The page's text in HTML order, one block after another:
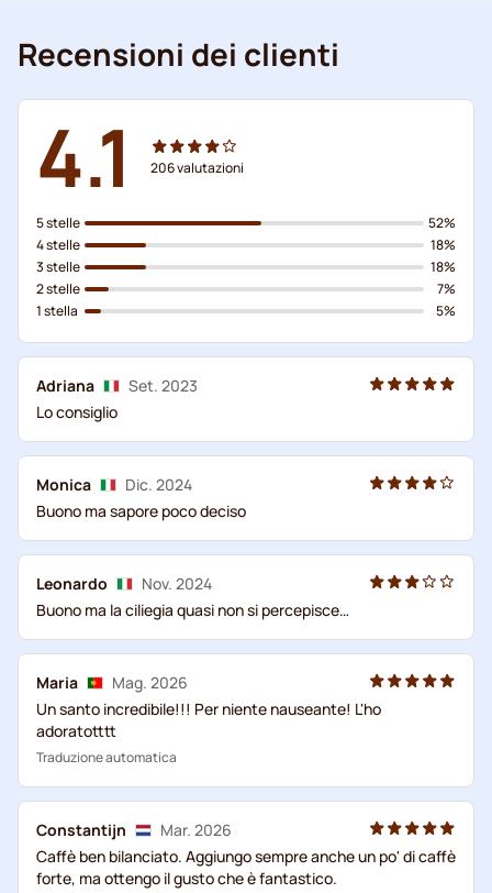
Recensioni dei clienti
4.1 206valutazioni
5 stelle
4 stelle
3 stelle
2 stelle
1 stella
52%
18%
18%
7%
5%
Adriana
Set. 2023
Lo consiglio
Monica
Dic. 2024
Buono ma sapore poco deciso
Leonardo
Nov. 2024
Buono ma la ciliegia quasi non si percepisce…
Maria
Mag. 2026
Un santo incredibile!!! Per niente nauseante! L'ho
adoratotttt
Traduzione automatica
Constantijn
Mar. 2026
Caffè ben bilanciato. Aggiungo sempre anche un po' di caffè
forte, ma ottengo il gusto che è fantastico.